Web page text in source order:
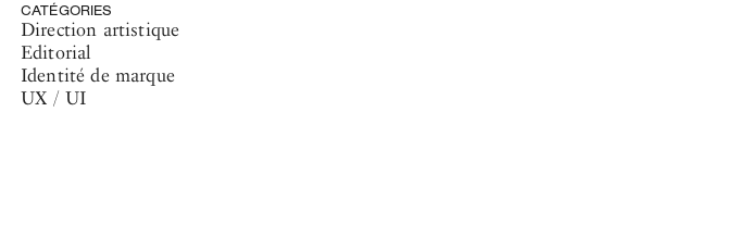
CATÉGORIES
Direction artistique
Editorial
Identité de marque
UX / UI